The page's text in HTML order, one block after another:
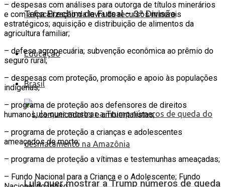
Taça Erechim de Futsal – 3ª Divisão
Educação
Brasil
Lula quer mostrar a Trump números de queda
– despesas com análises para outorga de títulos minerários
e com a fiscalização da lavra de recursos minerais
estratégicos; aquisição e distribuição de alimentos da
agricultura familiar;
– defesa agropecuária; subvenção econômica ao prêmio do
seguro rural;
– despesas com proteção, promoção e apoio às populações
indígenas;
– programa de proteção aos defensores de direitos
humanos, comunicadores e ambientalistas;
– programa de proteção a crianças e adolescentes
ameaçados de morte;
– programa de proteção a vítimas e testemunhas ameaçadas;
– Fundo Nacional para a Criança e o Adolescente; Fundo